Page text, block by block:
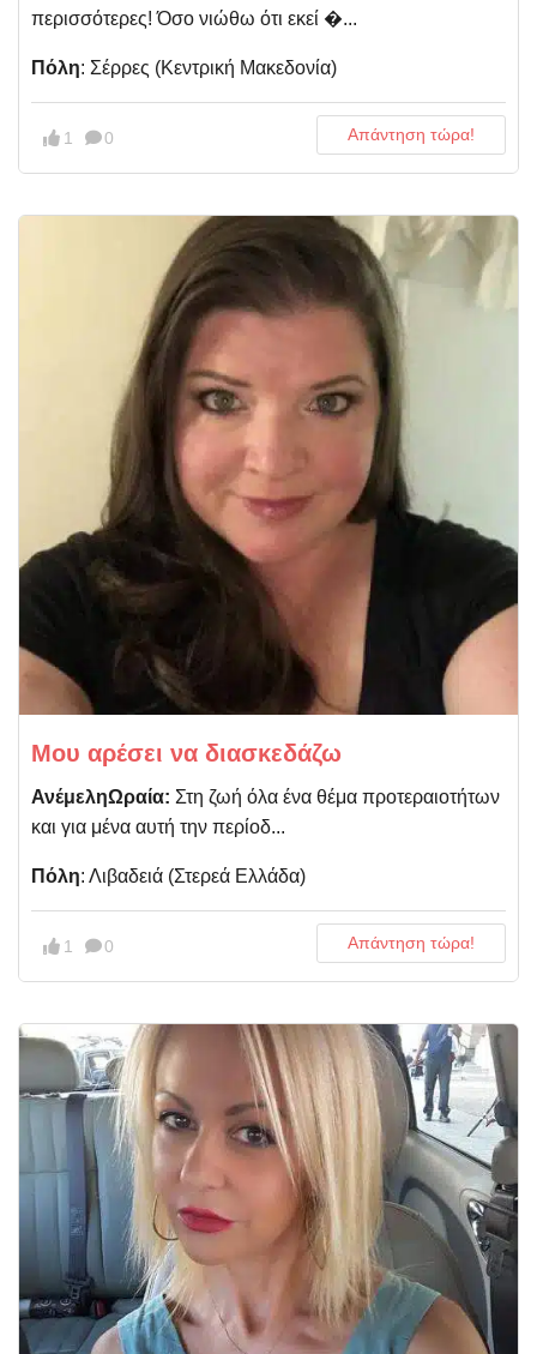
περισσότερες! Όσο νιώθω ότι εκεί �...
Πόλη: Σέρρες (Kεντρική Μακεδονία)
1 0 Απάντηση τώρα!
Μου αρέσει να διασκεδάζω
ΑνέμεληΩραία: Στη ζωή όλα ένα θέμα προτεραιοτήτων
και για μένα αυτή την περίοδ...
Πόλη: Λιβαδειά (Στερεά Ελλάδα)
1 0 Απάντηση τώρα!